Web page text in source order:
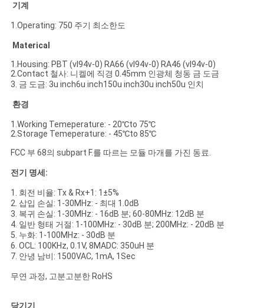
기계
1.Operating: 750 주기 최소한도
Materical
1.Housing: PBT (vl94v-0) RA66 (vl94v-0) RA46 (vl94v-0)
2.Contact 철사: 니켈에 직경 0.45mm 인광체 청동 금 도금
3. 금 도금: 3u inch6u inch150u inch30u inch50u 인치
환경
1.Working Temeperature: - 20℃to 75℃
2.Storage Temeperature: - 45℃to 85℃
FCC 부 68의 subpart F.를 따르는 모듈 마개를 가진 동료.
전기 명세:
1. 회전 비율: Tx & Rx+1: 1±5%
2. 삽입 손실: 1-30MHz: - 최대 1.0dB
3. 복귀 손실: 1-30MHz: - 16dB 분; 60-80MHz: 12dB 분
4. 일반 형태 거절: 1-100MHz: - 30dB 분; 200MHz: - 20dB 분
5. 누화: 1-100MHz: - 30dB 분
6. OCL: 100KHz, 0.1V, 8MADC: 350uH 분
7. 안녕 남비: 1500VAC, 1mA, 1Sec
무연 과정, 고분고분한 RoHS
당기기